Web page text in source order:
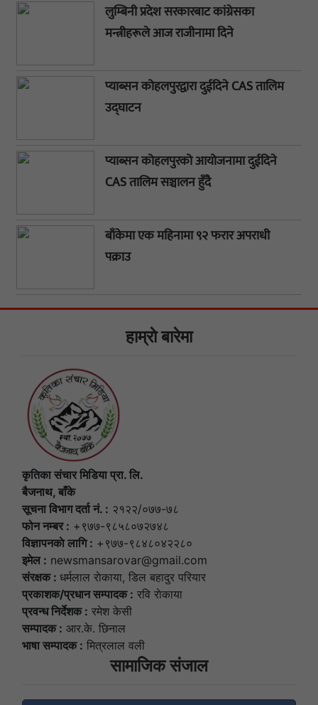
लुम्बिनी प्रदेश सरकारबाट कांग्रेसका
मन्त्रीहरूले आज राजीनामा दिने
प्याब्सन कोहलपुरद्वारा दुईदिने CAS तालिम
उद्घाटन
प्याब्सन कोहलपुरको आयोजनामा दुईदिने
CAS तालिम सञ्चालन हुँदै
बाँकेमा एक महिनामा ९२ फरार अपराधी
पक्राउ
हाम्राे बारेमा
कृतिका संचार मिडिया प्रा. लि.
बैजनाथ, बाँके
सूचना विभाग दर्ता नं. : २१२२/०७७-७८
फोन नम्बर : +९७७-९८५८०७२७४८
विज्ञापनकाे लागि : +९७७-९८४८०४२२८०
इमेल : newsmansarovar@gmail.com
संरक्षक : धर्मलाल राेकाया, डिल बहादुर परियार
प्रकाशक/प्रधान सम्पादक : रवि राेकाया
प्रवन्ध निर्देशक : रमेश केसी
सम्पादक : आर.के. छिनाल
भाषा सम्पादक : मित्रलाल वली
सामाजिक संजाल